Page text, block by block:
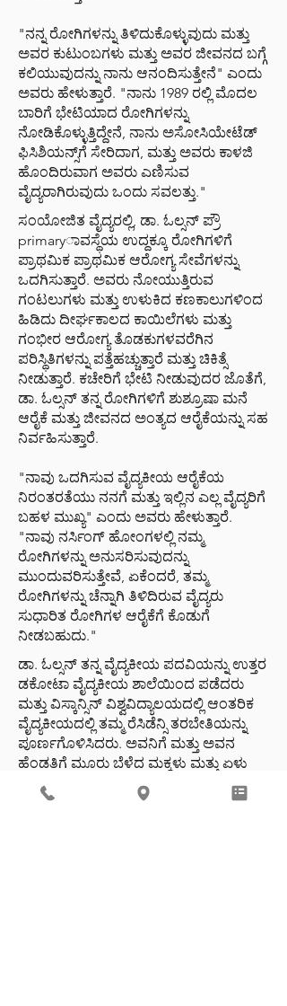
"ನನ್ನ ರೋಗಿಗಳನ್ನು ತಿಳಿದುಕೊಳ್ಳುವುದು ಮತ್ತು
ಅವರ ಕುಟುಂಬಗಳು ಮತ್ತು ಅವರ ಜೀವನದ ಬಗ್ಗೆ
ಕಲಿಯುವುದನ್ನು ನಾನು ಆನಂದಿಸುತ್ತೇನೆ" ಎಂದು
ಅವರು ಹೇಳುತ್ತಾರೆ. "ನಾನು 1989 ರಲ್ಲಿ ಮೊದಲ
ಬಾರಿಗೆ ಭೇಟಿಯಾದ ರೋಗಿಗಳನ್ನು
ನೋಡಿಕೊಳ್ಳುತ್ತಿದ್ದೇನೆ, ನಾನು ಅಸೋಸಿಯೇಟೆಡ್
ಫಿಸಿಶಿಯನ್ಸ್‌ಗೆ ಸೇರಿದಾಗ, ಮತ್ತು ಅವರು ಕಾಳಜಿ
ಹೊಂದಿರುವಾಗ ಅವರು ಎಣಿಸುವ
ವೈದ್ಯರಾಗಿರುವುದು ಒಂದು ಸವಲತ್ತು."
ಸಂಯೋಜಿತ ವೈದ್ಯರಲ್ಲಿ, ಡಾ. ಓಲ್ಸನ್ ಪ್ರೌ
primaryಾವಸ್ಥೆಯ ಉದ್ದಕ್ಕೂ ರೋಗಿಗಳಿಗೆ
ಪ್ರಾಥಮಿಕ ಪ್ರಾಥಮಿಕ ಆರೋಗ್ಯ ಸೇವೆಗಳನ್ನು
ಒದಗಿಸುತ್ತಾರೆ. ಅವರು ನೋಯುತ್ತಿರುವ
ಗಂಟಲುಗಳು ಮತ್ತು ಉಳುಕಿದ ಕಣಕಾಲುಗಳಿಂದ
ಹಿಡಿದು ದೀರ್ಘಕಾಲದ ಕಾಯಿಲೆಗಳು ಮತ್ತು
ಗಂಭೀರ ಆರೋಗ್ಯ ತೊಡಕುಗಳವರೆಗಿನ
ಪರಿಸ್ಥಿತಿಗಳನ್ನು ಪತ್ತೆಹಚ್ಚುತ್ತಾರೆ ಮತ್ತು ಚಿಕಿತ್ಸೆ
ನೀಡುತ್ತಾರೆ. ಕಚೇರಿಗೆ ಭೇಟಿ ನೀಡುವುದರ ಜೊತೆಗೆ,
ಡಾ. ಓಲ್ಸನ್ ತನ್ನ ರೋಗಿಗಳಿಗೆ ಶುಶ್ರೂಷಾ ಮನೆ
ಆರೈಕೆ ಮತ್ತು ಜೀವನದ ಅಂತ್ಯದ ಆರೈಕೆಯನ್ನು ಸಹ
ನಿರ್ವಹಿಸುತ್ತಾರೆ.
"ನಾವು ಒದಗಿಸುವ ವೈದ್ಯಕೀಯ ಆರೈಕೆಯ
ನಿರಂತರತೆಯು ನನಗೆ ಮತ್ತು ಇಲ್ಲಿನ ಎಲ್ಲ ವೈದ್ಯರಿಗೆ
ಬಹಳ ಮುಖ್ಯ" ಎಂದು ಅವರು ಹೇಳುತ್ತಾರೆ.
"ನಾವು ನರ್ಸಿಂಗ್ ಹೋಂಗಳಲ್ಲಿ ನಮ್ಮ
ರೋಗಿಗಳನ್ನು ಅನುಸರಿಸುವುದನ್ನು
ಮುಂದುವರಿಸುತ್ತೇವೆ, ಏಕೆಂದರೆ, ತಮ್ಮ
ರೋಗಿಗಳನ್ನು ಚೆನ್ನಾಗಿ ತಿಳಿದಿರುವ ವೈದ್ಯರು
ಸುಧಾರಿತ ರೋಗಿಗಳ ಆರೈಕೆಗೆ ಕೊಡುಗೆ
ನೀಡಬಹುದು."
ಡಾ. ಓಲ್ಸನ್ ತನ್ನ ವೈದ್ಯಕೀಯ ಪದವಿಯನ್ನು ಉತ್ತರ
ಡಕೋಟಾ ವೈದ್ಯಕೀಯ ಶಾಲೆಯಿಂದ ಪಡೆದರು
ಮತ್ತು ವಿಸ್ಕಾನ್ಸಿನ್ ವಿಶ್ವವಿದ್ಯಾಲಯದಲ್ಲಿ ಆಂತರಿಕ
ವೈದ್ಯಕೀಯದಲ್ಲಿ ತಮ್ಮ ರೆಸಿಡೆನ್ಸಿ ತರಬೇತಿಯನ್ನು
ಪೂರ್ಣಗೊಳಿಸಿದರು. ಅವನಿಗೆ ಮತ್ತು ಅವನ
ಹೆಂಡತಿಗೆ ಮೂರು ಬೆಳೆದ ಮಕ್ಕಳು ಮತ್ತು ಏಳು
ಮೊಮ್ಮಕ್ಕಳು ಇದ್ದಾರೆ. ಡಾ. ಓಲ್ಸನ್ 1989 ರಲ್ಲಿ
ಅಸೋಸಿಯೇಟೆಡ್ ವೈದ್ಯರನ್ನು ಸೇರಿದರು.